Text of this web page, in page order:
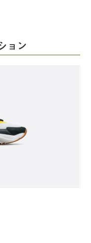
ョン